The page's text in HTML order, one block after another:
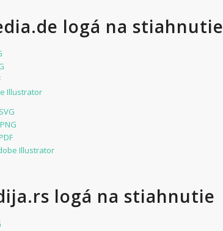
logá na stiahnutie
Illustrator
Illustrator
logá na stiahnutie